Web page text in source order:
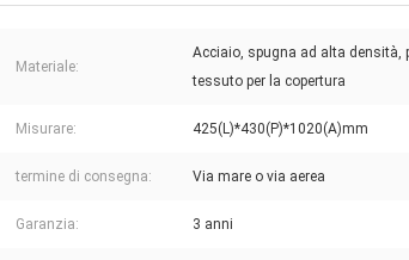
Materiale:
Acciaio, spugna ad alta densità,
tessuto per la copertura
Misurare: 425(L)*430(P)*1020(A)mm
termine di consegna: Via mare o via aerea
Garanzia: 3 anni